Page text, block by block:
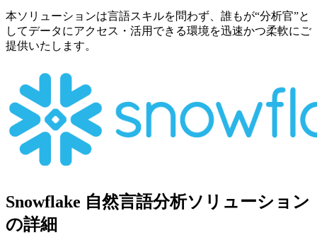
本ソリューションは言語スキルを問わず、誰もが“分析官”と
してデータにアクセス・活用できる環境を迅速かつ柔軟にご
提供いたします。
Snowflake 自然言語分析ソリューション
の詳細